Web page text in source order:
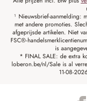
¹ Nieuwsbrief-aanmelding:
met andere promoties.
afgeprijsde artikelen. Niet
FSC®-
is
* FINAL SALE: de extra
loberon.be/nl/Sale is al
11-08-